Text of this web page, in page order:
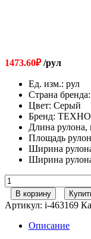
1473.60₽/рул
Ед. изм.: рул
Страна бренда:
Цвет: Серый
Бренд:
Длина рулона,
Площадь
Ширина
Ширина
Количество
товара
Отсечная
гидроизоляция
ТЕХНОНИКОЛЬ
(600мм*20м)
В корзину
Артикул: i-463169
Описание